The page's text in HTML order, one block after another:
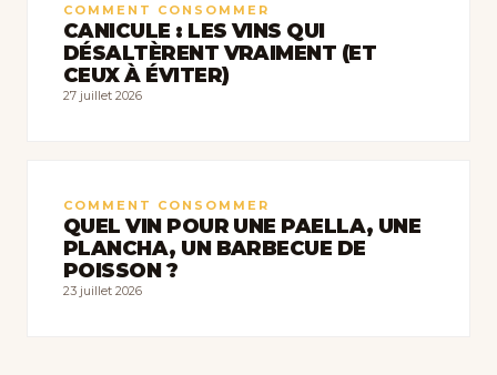
COMMENT CONSOMMER
CANICULE : LES VINS QUI
DÉSALTÈRENT VRAIMENT (ET
CEUX À ÉVITER)
27 juillet 2026
COMMENT CONSOMMER
QUEL VIN POUR UNE PAELLA, UNE
PLANCHA, UN BARBECUE DE
POISSON ?
23 juillet 2026